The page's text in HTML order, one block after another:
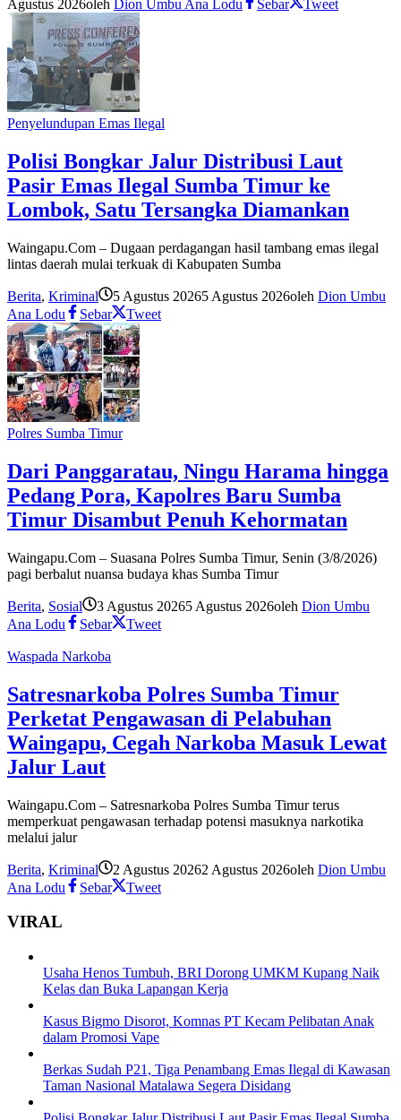
Agustus 2026oleh Dion Umbu Ana Lodu Sebar Tweet
Penyelundupan Emas Ilegal
Polisi Bongkar Jalur Distribusi Laut
Pasir Emas Ilegal Sumba Timur ke
Lombok, Satu Tersangka Diamankan
Waingapu.Com – Dugaan perdagangan hasil tambang emas ilegal
lintas daerah mulai terkuak di Kabupaten Sumba
Berita, Kriminal 5 Agustus 20265 Agustus 2026oleh Dion Umbu
Ana Lodu
Sebar Tweet
Polres Sumba Timur
Dari Panggaratau, Ningu Harama hingga
Pedang Pora, Kapolres Baru Sumba
Timur Disambut Penuh Kehormatan
Waingapu.Com – Suasana Polres Sumba Timur, Senin (3/8/2026)
pagi berbalut nuansa budaya khas Sumba Timur
Berita, Sosial 3 Agustus 20265 Agustus 2026oleh Dion Umbu
Ana Lodu
Sebar Tweet
Waspada Narkoba
Satresnarkoba Polres Sumba Timur
Perketat Pengawasan di Pelabuhan
Waingapu, Cegah Narkoba Masuk Lewat
Jalur Laut
Waingapu.Com – Satresnarkoba Polres Sumba Timur terus
memperkuat pengawasan terhadap potensi masuknya narkotika
melalui jalur
Berita, Kriminal 2 Agustus 20262 Agustus 2026oleh Dion Umbu
Ana Lodu
Sebar Tweet
VIRAL
Usaha Henos Tumbuh, BRI Dorong UMKM Kupang Naik
Kelas dan Buka Lapangan Kerja
Kasus Bigmo Disorot, Komnas PT Kecam Pelibatan Anak
dalam Promosi Vape
Berkas Sudah P21, Tiga Penambang Emas Ilegal di Kawasan
Taman Nasional Matalawa Segera Disidang